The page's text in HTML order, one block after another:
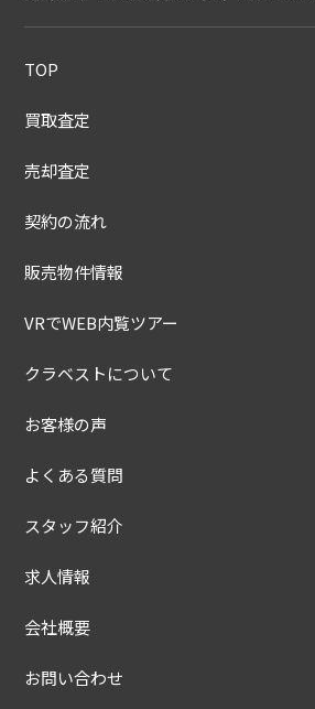
TOP
買取査定
売却査定
契約の流れ
販売物件情報
VRでWEB内覧ツアー
クラベストについて
お客様の声
よくある質問
スタッフ紹介
求人情報
会社概要
お問い合わせ